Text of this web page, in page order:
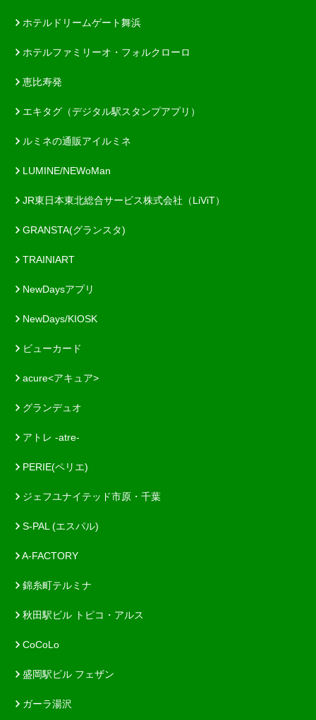
ホテルドリームゲート舞浜
ホテルファミリーオ・フォルクローロ
恵比寿発
エキタグ（デジタル駅スタンプアプリ）
ルミネの通販アイルミネ
LUMINE/NEWoMan
JR東日本東北総合サービス株式会社（LiViT）
GRANSTA(グランスタ)
TRAINIART
NewDaysアプリ
NewDays/KIOSK
ビューカード
acure<アキュア>
グランデュオ
アトレ -atre-
PERIE(ペリエ)
ジェフユナイテッド市原・千葉
S-PAL (エスパル)
A-FACTORY
錦糸町テルミナ
秋田駅ビル トピコ・アルス
CoCoLo
盛岡駅ビル フェザン
ガーラ湯沢